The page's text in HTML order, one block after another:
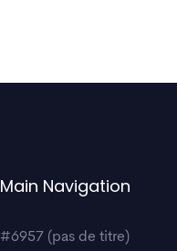
Main Navigation
#6957 (pas de titre)